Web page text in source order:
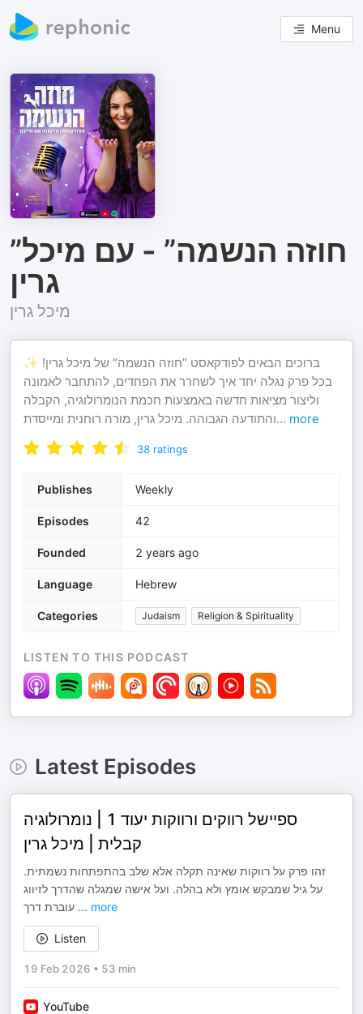
Menu
”חוזה הנשמה” - עם מיכל
גרין
מיכל גרין
ברוכים הבאים לפודקאסט ”חוזה הנשמה” של מיכל גרין! ✨
בכל פרק נגלה יחד איך לשחרר את הפחדים, להתחבר לאמונה
וליצור מציאות חדשה באמצעות חכמת הנומרולוגיה, הקבלה
והתודעה הגבוהה. מיכל גרין, מורה רוחנית ומייסדת... more
38 ratings
Publishes Weekly
Episodes 42
Founded 2 years ago
Language Hebrew
Categories Judaism Religion & Spirituality
LISTEN TO THIS PODCAST
Latest Episodes
ספיישל רווקים ורווקות יעוד 1 | נומרולוגיה
קבלית | מיכל גרין
זהו פרק על רווקות שאינה תקלה אלא שלב בהתפתחות נשמתית.
על גיל שמבקש אומץ ולא בהלה. ועל אישה שמגלה שהדרך לזיווג
... more
Listen
19 Feb 2026 • 53 min
YouTube